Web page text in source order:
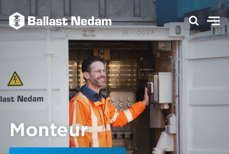
Monteur